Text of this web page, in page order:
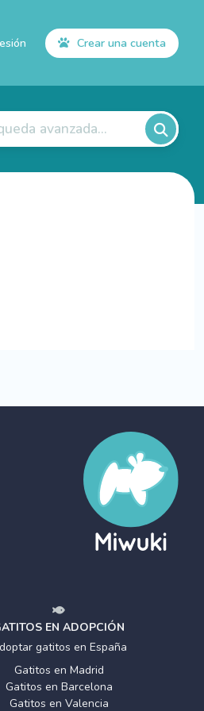
Crear una cuenta
avanzada...
EN ADOPCIÓN
gatitos en España
Gatitos en Madrid
Gatitos en Barcelona
Gatitos en Valencia